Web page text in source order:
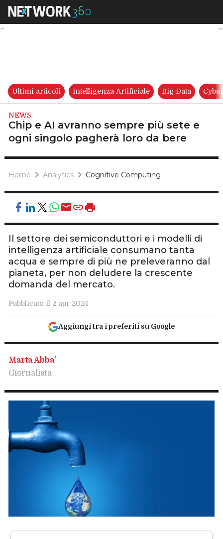
Chip e AI avranno sempre
Ultimi articoli Intelligenza Artificiale Big Data
NEWS
Chip e AI avranno sempre più sete e
ogni singolo pagherà loro da bere
Home Analytics Cognitive Computing
Il settore dei semiconduttori e i modelli di
intelligenza artificiale consumano tanta
acqua e sempre di più ne preleveranno dal
pianeta, per non deludere la crescente
domanda del mercato.
Pubblicato il 2 apr 2024
Aggiungi tra i preferiti su Google
Marta Abba'
Giornalista